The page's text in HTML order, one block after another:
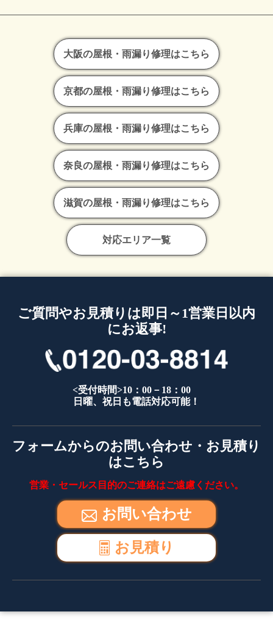
大阪の屋根・雨漏り修理はこちら
京都の屋根・雨漏り修理はこちら
兵庫の屋根・雨漏り修理はこちら
奈良の屋根・雨漏り修理はこちら
滋賀の屋根・雨漏り修理はこちら
対応エリア一覧
ご質問やお見積りは即日～1営業日以内
にお返事!
<受付時間>10：00－18：00
日曜、祝日も電話対応可能！
フォームからのお問い合わせ・お見積り
はこちら
営業・セールス目的のご連絡はご遠慮ください。
お問い合わせ
お見積り